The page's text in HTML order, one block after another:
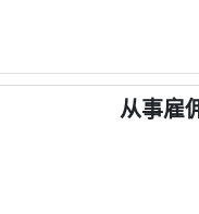
从事雇